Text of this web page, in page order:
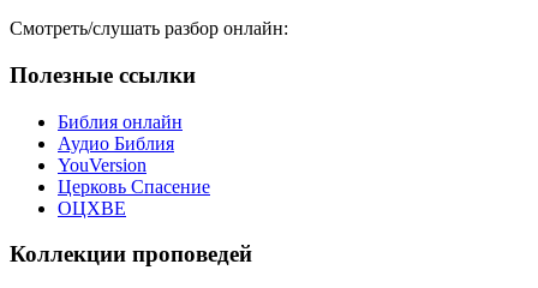
Смотреть/слушать разбор онлайн:
Полезные ссылки
Библия онлайн
Аудио Библия
YouVersion
Церковь Спасение
ОЦХВЕ
Коллекции проповедей